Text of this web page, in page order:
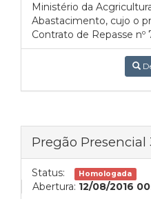
Ministério da
Abastacimento, cujo o
Contrato de Repasse nº
Pregão Presencial
Status: Homologada
Abertura: 12/08/2016